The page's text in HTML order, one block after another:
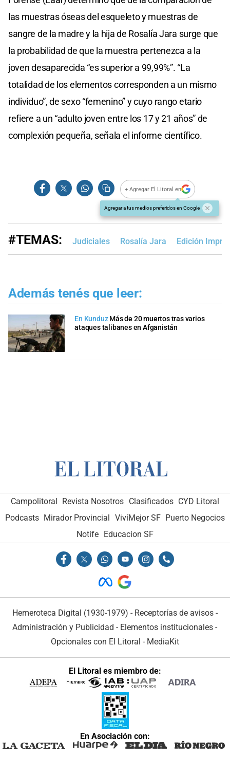
las muestras óseas del esqueleto y muestras de
sangre de la madre y la hija de Rosalía Jara surge que
la probabilidad de que la muestra pertenezca a la
joven desaparecida “es superior a 99,99%”. “La
totalidad de los elementos corresponden a un mismo
individuo”, de sexo “femenino” y cuyo rango etario
refiere a un “adulto joven entre los 17 y 21 años” de
complexión pequeña, señala el informe científico.
+ Agregar El Litoral en
Agregar a tus medios preferidos en Google
#TEMAS: Judiciales Rosalía Jara Edición
Además tenés que leer:
En Kunduz Más de 20 muertos tras varios
ataques talibanes en Afganistán
Campolitoral Revista Nosotros Clasificados CYD Litoral
Podcasts Mirador Provincial VivíMejor SF Puerto Negocios
Notife Educacion SF
Hemeroteca Digital (1930-1979) - Receptorías de avisos -
Administración y Publicidad - Elementos institucionales -
Opcionales con El Litoral - MediaKit
El Litoral es miembro de:
En Asociación con: